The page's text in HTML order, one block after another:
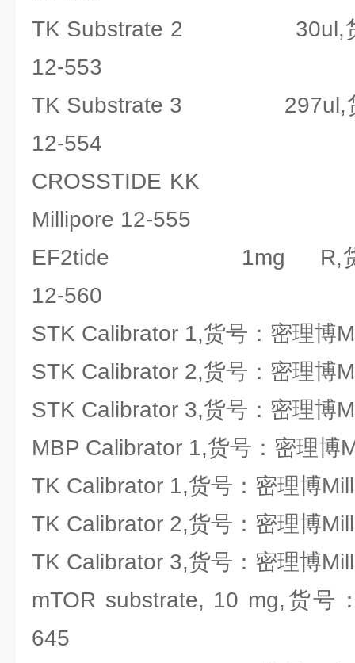
TK Substrate 2 30ul,货号
12-553
TK Substrate 3 297ul,货
12-554
CROSSTIDE KK
Millipore 12-555
EF2tide 1mg R,货号
12-560
STK Calibrator 1,货号：密理博
STK Calibrator 2,货号：密理博
STK Calibrator 3,货号：密理博
MBP Calibrator 1,货号：密理博
TK Calibrator 1,货号：密理博
TK Calibrator 2,货号：密理博
TK Calibrator 3,货号：密理博
mTOR substrate, 10 mg,货号
645